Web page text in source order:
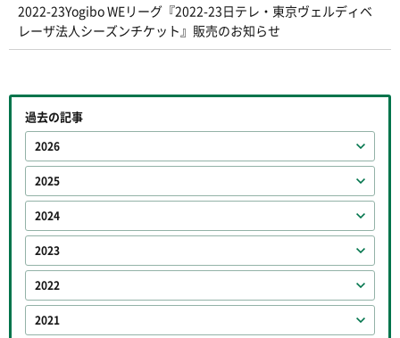
2022-23Yogibo WEリーグ『2022-23日テレ・東京ヴェルディベ
レーザ法人シーズンチケット』販売のお知らせ
過去の記事
2026
2025
2024
2023
2022
2021